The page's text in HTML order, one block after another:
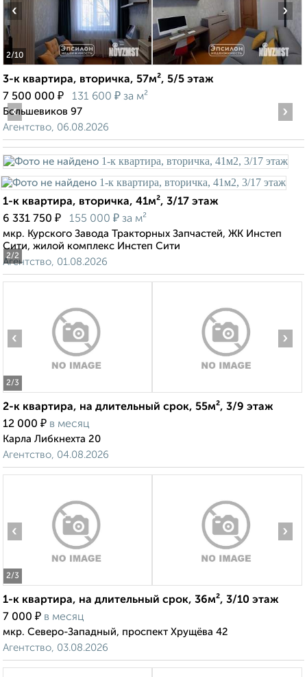
2/10
‹ ›
3-к квартира, вторичка, 57м², 5/5 этаж
7 500 000 ₽ 131 600 ₽ за м²
Большевиков 97
Агентство, 06.08.2026
2/2
‹ ›
1-к квартира, вторичка, 41м², 3/17 этаж
6 331 750 ₽ 155 000 ₽ за м²
мкр. Курского Завода Тракторных Запчастей, ЖК Инстеп
Сити, жилой комплекс Инстеп Сити
Агентство, 01.08.2026
2/3
‹ ›
2-к квартира, на длительный срок, 55м², 3/9 этаж
12 000 ₽ в месяц
Карла Либкнехта 20
Агентство, 04.08.2026
2/3
‹ ›
1-к квартира, на длительный срок, 36м², 3/10 этаж
7 000 ₽ в месяц
мкр. Северо-Западный, проспект Хрущёва 42
Агентство, 03.08.2026